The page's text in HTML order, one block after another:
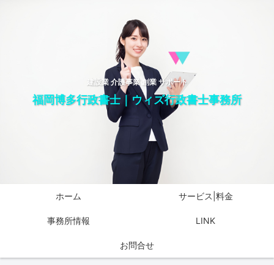
建設業 介護事業 創業 サポート
福岡博多行政書士｜ウィズ行政書士事務所
ホーム サービス|料金
事務所情報 LINK
お問合せ